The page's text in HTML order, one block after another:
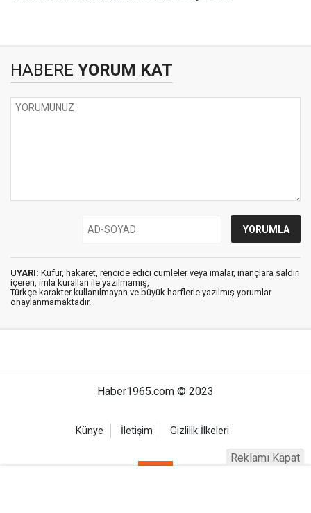
HABERE YORUM KAT
UYARI: Küfür, hakaret, rencide edici cümleler veya imalar, inançlara saldırı
içeren, imla kuralları ile yazılmamış,
Türkçe karakter kullanılmayan ve büyük harflerle yazılmış yorumlar
onaylanmamaktadır.
Haber1965.com © 2023
Künye İletişim Gizlilik İlkeleri
Reklamı Kapat